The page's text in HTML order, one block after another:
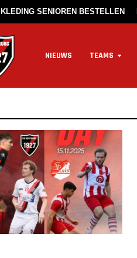
KLEDING SENIOREN BESTELLEN
NIEUWS TEAMS